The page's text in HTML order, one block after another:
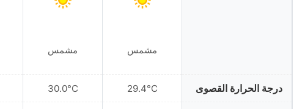
درجة الحرارة القصوى
مشمس
29.4°C
مشمس
30.0°C